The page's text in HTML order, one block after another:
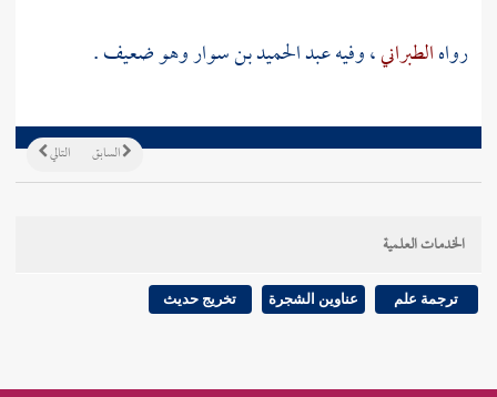
رواهالطبراني، وفيهعبد الحميد بن سواروهو ضعيف .
التالي السابق
الخدمات العلمية
ترجمة علم عناوين الشجرة تخريج حديث